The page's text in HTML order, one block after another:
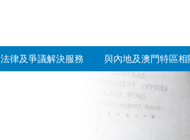
法律及爭議解決服務 與內地及澳門特區
與內地的安排
香港與內地相互認可
商事案件判決的安排